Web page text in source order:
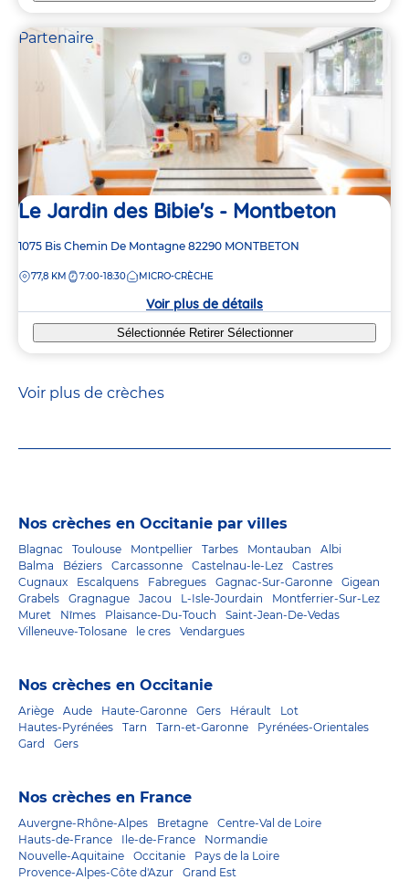
Partenaire
Le Jardin des Bibie's - Montbeton
Adresse
la
1075 Bis Chemin De Montagne 82290 MONTBETON
DISTANCE
77,8 KM 7:00-18:30 MICRO-CRÈCHE
Voir plus de détails
Sélectionnée Retirer Sélectionner
Voir plus de crèches
Nos crèches en Occitanie par villes
Blagnac Toulouse Montpellier Tarbes Montauban
Albi
Balma
Béziers Carcassonne Castelnau-le-Lez
Castres
Cugnaux
Escalquens Fabregues Gagnac-Sur-Garonne
Gigean
Grabels
Gragnague Jacou L-Isle-Jourdain
Montferrier-Sur-Lez
Muret
Nîmes Plaisance-Du-Touch
Saint-Jean-De-Vedas
Villeneuve-Tolosane
le cres Vendargues
Nos crèches en Occitanie
Ariège Aude Haute-Garonne Gers Hérault
Lot
Hautes-Pyrénées
Tarn Tarn-et-Garonne
Pyrénées-Orientales
Gard
Gers
Nos crèches en France
Auvergne-Rhône-Alpes Bretagne
Centre-Val de Loire
Hauts-de-France
Ile-de-France
Normandie
Nouvelle-Aquitaine
Occitanie
Pays de la Loire
Provence-Alpes-Côte d'Azur
Grand Est